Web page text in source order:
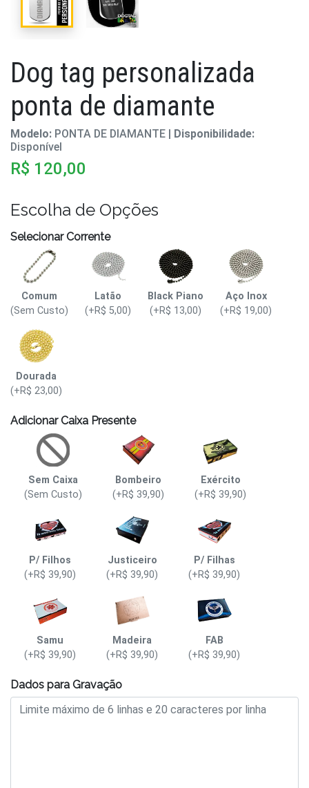
Dog tag personalizada
ponta de diamante
Modelo: PONTA DE DIAMANTE | Disponibilidade:
Disponível
R$ 120,00
Escolha de Opções
Selecionar Corrente
Comum
(Sem Custo)
Latão
(+R$ 5,00)
Black Piano
(+R$ 13,00)
Aço Inox
(+R$ 19,00)
Dourada
(+R$ 23,00)
Adicionar Caixa Presente
Sem Caixa
(Sem Custo)
Bombeiro
(+R$ 39,90)
Exército
(+R$ 39,90)
P/ Filhos
(+R$ 39,90)
Justiceiro
(+R$ 39,90)
P/ Filhas
(+R$ 39,90)
Samu
(+R$ 39,90)
Madeira
(+R$ 39,90)
FAB
(+R$ 39,90)
Dados para Gravação